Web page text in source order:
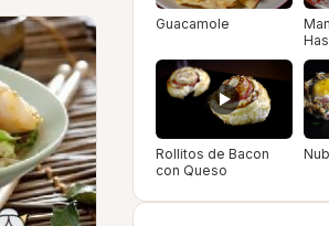
Guacamole
Rollitos de Bacon
con Queso